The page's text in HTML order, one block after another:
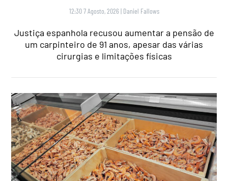
12:30 7 Agosto, 2026 | Daniel Fallows
Justiça espanhola recusou aumentar a pensão de
um carpinteiro de 91 anos, apesar das várias
cirurgias e limitações físicas